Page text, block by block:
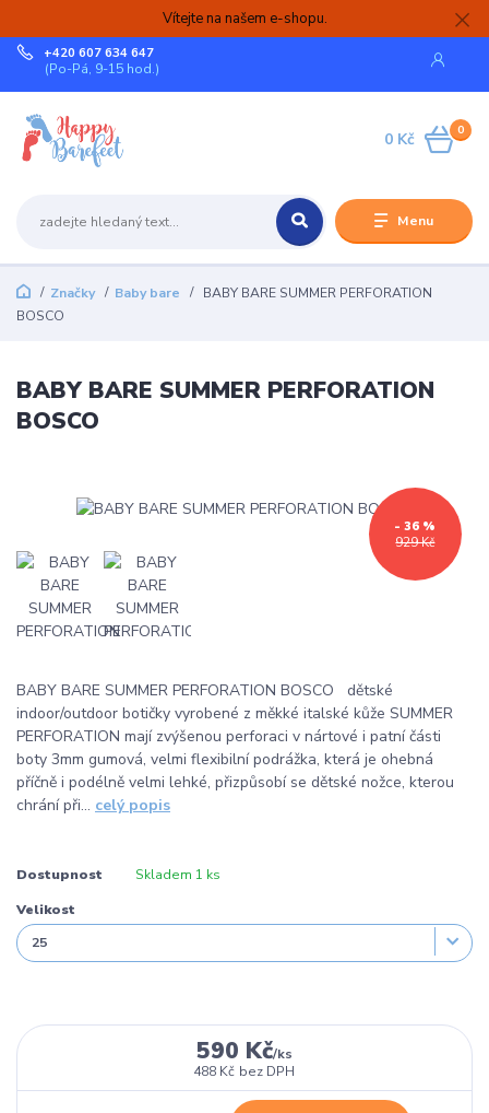
Vítejte na našem e-shopu.
Menu
+420 607 634 647
(Po-Pá, 9-15 hod.)
0
0 Kč
Značky Baby bare
BABY BARE SUMMER PERFORATION
BOSCO
BABY BARE SUMMER PERFORATION
BOSCO
929 Kč
- 36 %
BABY BARE SUMMER PERFORATION BOSCO dětské
indoor/outdoor botičky vyrobené z měkké italské kůže SUMMER
PERFORATION mají zvýšenou perforaci v nártové i patní části
boty 3mm gumová, velmi flexibilní podrážka, která je ohebná
příčně i podélně velmi lehké, přizpůsobí se dětské nožce, kterou
chrání při... celý popis
Dostupnost Skladem 1 ks
Velikost
590 Kč/ks
488 Kč bez DPH